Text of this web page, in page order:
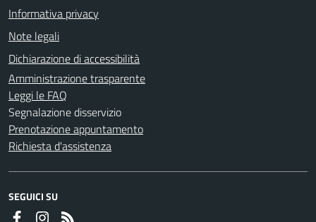
Informativa privacy
Note legali
Dichiarazione di accessibilità
Amministrazione trasparente
Leggi le FAQ
Segnalazione disservizio
Prenotazione appuntamento
Richiesta d'assistenza
SEGUICI SU